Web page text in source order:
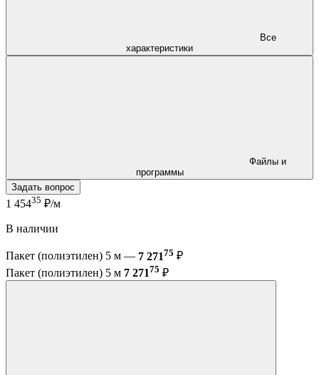
характеристики
программы
Задать вопрос
1 45435 ₽/м
В наличии
Пакет (полиэтилен) 5 м — 7 27175 ₽
Пакет (полиэтилен) 5 м 7 27175 ₽